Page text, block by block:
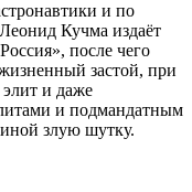
и по
Кучма издаёт
после чего
застой, при
элит и даже
и подмандатным
злую шутку.